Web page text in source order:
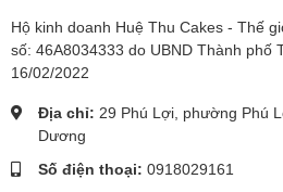
Hộ kinh doanh Huệ Thu Cakes - Thế
số: 46A8034333 do UBND Thành phố
16/02/2022
Địa chỉ: 29 Phú Lợi, phường Phú
Dương
Số điện thoại: 0918029161